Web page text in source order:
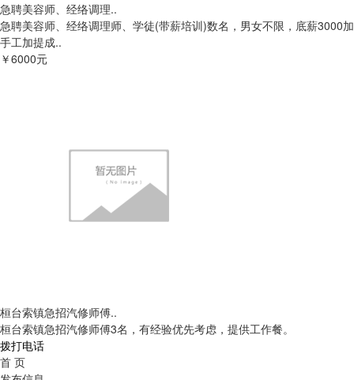
急聘美容师、经络调理..
急聘美容师、经络调理师、学徒(带薪培训)数名，男女不限，底薪3000加
手工加提成..
￥6000元
桓台索镇急招汽修师傅..
桓台索镇急招汽修师傅3名，有经验优先考虑，提供工作餐。
拨打电话
首 页